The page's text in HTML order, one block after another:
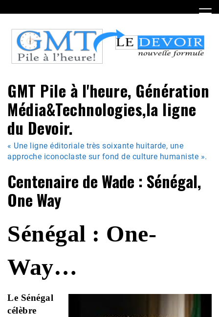
to
content
GMT Pile à l'heure, Génération
Média&Technologies,la ligne
du Devoir.
« Une ligne éditoriale très soixante huitarde, une
approche iconoclaste sur fond de culture humaniste ».
Centenaire de Wade : Sénégal,
One Way
Sénégal : One-
Way…
Le Sénégal
célèbre